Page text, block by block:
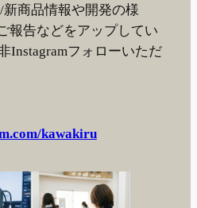
商品情報や開発の様
報告などをアップしてい
Instagramフォローいただ
kawakiru